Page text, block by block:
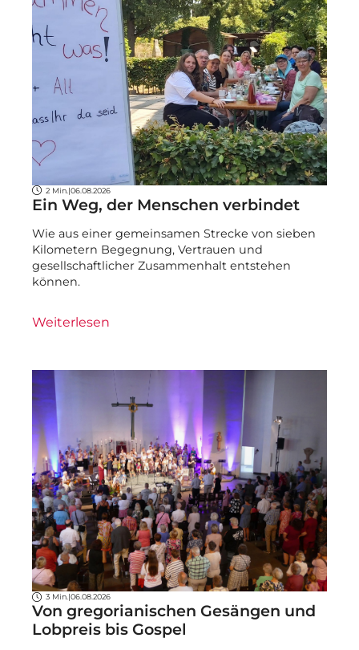
2 Min. |06.08.2026
Ein Weg, der Menschen verbindet
Wie aus einer gemeinsamen Strecke von sieben
Kilometern Begegnung, Vertrauen und
gesellschaftlicher Zusammenhalt entstehen
können.
Weiterlesen
3 Min.| 06.08.2026
Von gregorianischen Gesängen und
Lobpreis bis Gospel